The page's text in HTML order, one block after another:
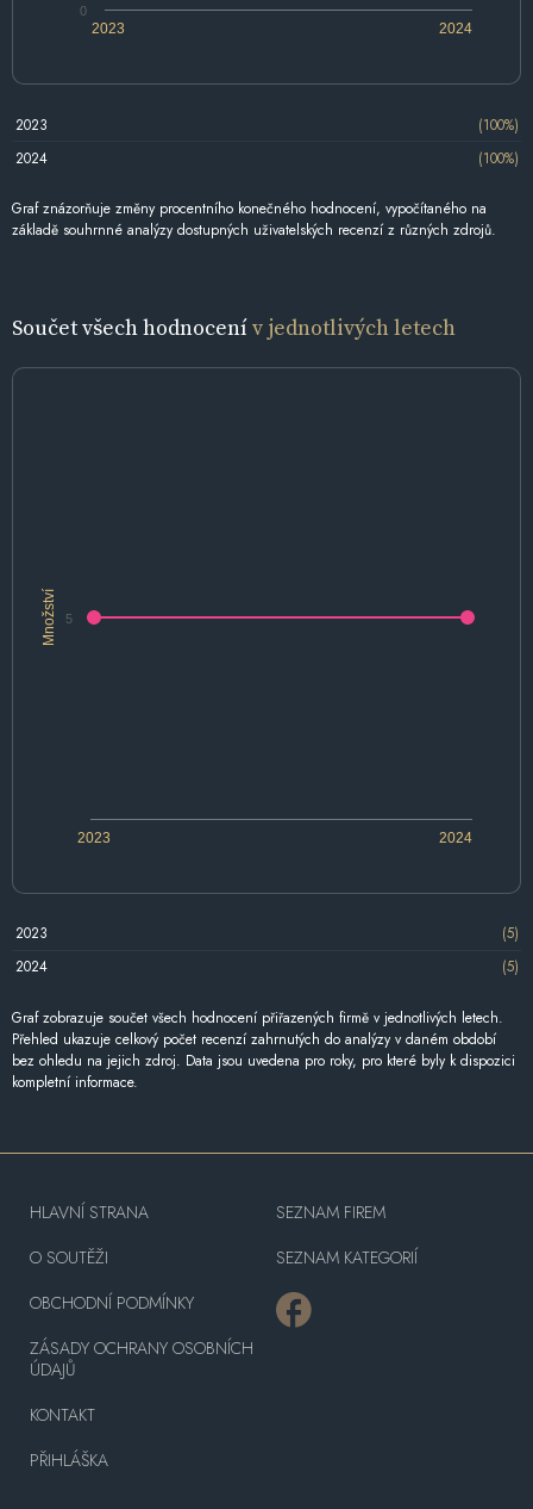
2023 2024
0
2023
(100%)
2024
(100%)
Graf znázorňuje změny procentního konečného hodnocení, vypočítaného na
základě souhrnné analýzy dostupných uživatelských recenzí z různých zdrojů.
Součet všech hodnocenív jednotlivých letech
Množství
2023 2024
5
2023
(5)
2024
(5)
Graf zobrazuje součet všech hodnocení přiřazených firmě v jednotlivých letech.
Přehled ukazuje celkový počet recenzí zahrnutých do analýzy v daném období
bez ohledu na jejich zdroj. Data jsou uvedena pro roky, pro které byly k dispozici
kompletní informace.
HLAVNÍ STRANA
O SOUTĚŽI
OBCHODNÍ PODMÍNKY
ZÁSADY OCHRANY OSOBNÍCH
ÚDAJŮ
KONTAKT
PŘIHLÁŠKA
SEZNAM FIREM
SEZNAM KATEGORIÍ